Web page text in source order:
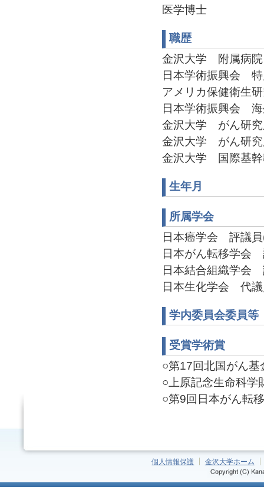
医学博士
職歴
金沢大学 附属病
日本学術振興会 特
アメリカ保健衛生
日本学術振興会 海
金沢大学 がん研
金沢大学 がん研
金沢大学 国際基幹
生年月
所属学会
日本癌学会 評議
日本がん転移学会
日本結合組織学会
日本生化学会 代
学内委員会委員等
受賞学術賞
○第17回北国がん
○上原記念生命科学
○第9回日本がん転
個人情報保護 金沢大学ホーム